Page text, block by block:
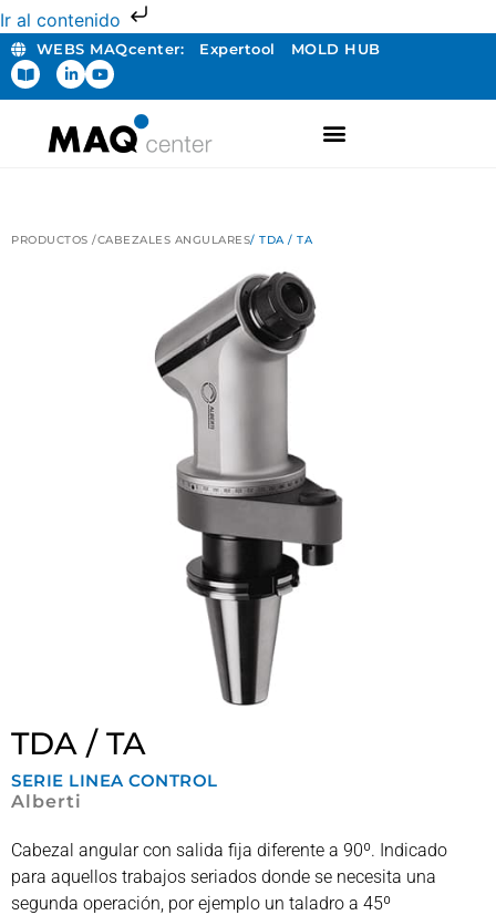
Ir al contenido
WEBS MAQcenter: Expertool MOLD HUB
PRODUCTOS /CABEZALES ANGULARES/ TDA / TA
TDA / TA
SERIE LINEA CONTROL
Alberti
Cabezal angular con salida fija diferente a 90º. Indicado
para aquellos trabajos seriados donde se necesita una
segunda operación, por ejemplo un taladro a 45º